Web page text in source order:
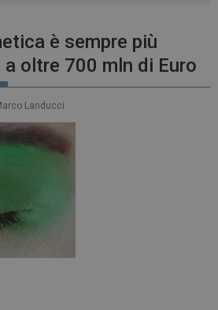
è sempre più
oltre 700 mln di Euro
Landucci